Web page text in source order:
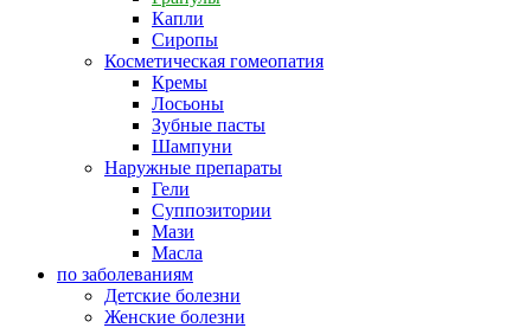
Капли
Сиропы
Косметическая гомеопатия
Кремы
Лосьоны
Зубные пасты
Шампуни
Наружные препараты
Гели
Суппозитории
Мази
Масла
по заболеваниям
Детские болезни
Женские болезни